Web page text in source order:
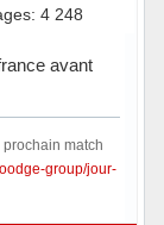
4 248
avant
match
group/jour-